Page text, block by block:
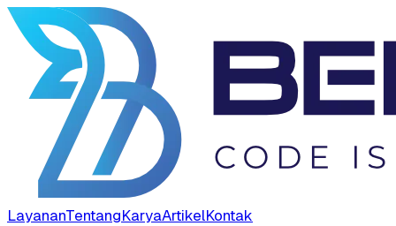
LayananTentangKaryaArtikelKontak